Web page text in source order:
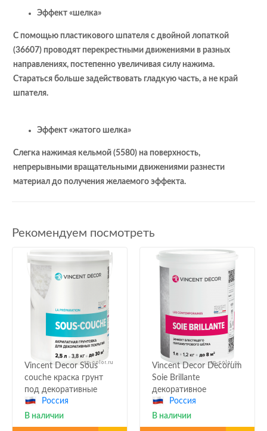
Эффект «шелка»
С помощью пластикового шпателя с двойной лопаткой
(36607) проводят перекрестными движениями в разных
направлениях, постепенно увеличивая силу нажима.
Стараться больше задействовать гладкую часть, а не край
шпателя.
Эффект «жатого шелка»
Слегка нажимая кельмой (5580) на поверхность,
непрерывными вращательными движениями разнести
материал до получения желаемого эффекта.
Рекомендуем посмотреть
Vincent Decor Sous
couche краска грунт
под декоративные
покрытия
Россия
В наличии
Vincent Decor Decorum
Soie Brillante
декоративное
покрытие с эффектом
перламутрового
мокрого или жатого
Россия
В наличии